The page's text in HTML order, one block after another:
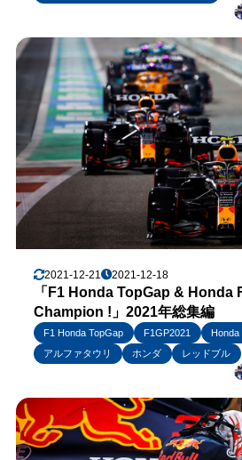
2021-12-21 2021-12-18
「F1 Honda TopGap & Honda
Champion !」2021年総集編
F1 Honda TopGap F1GP2021
Honda
アルファタウリ
ホンダ
レッドブル